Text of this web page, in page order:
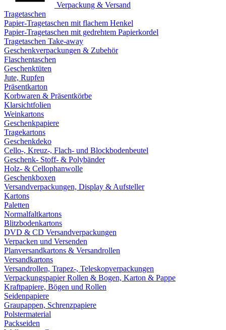
Verpackung & Versand
Tragetaschen
Papier-Tragetaschen mit flachem Henkel
Papier-Tragetaschen mit gedrehtem Papierkordel
Tragetaschen Take-away
Geschenkverpackungen & Zubehör
Flaschentaschen
Geschenktüten
Jute, Rupfen
Präsentkarton
Korbwaren & Präsentkörbe
Klarsichtfolien
Weinkartons
Geschenkpapiere
Tragekartons
Geschenkdeko
Cello-, Kreuz-, Flach- und Blockbodenbeutel
Geschenk- Stoff- & Polybänder
Holz- & Cellophanwolle
Geschenkboxen
Versandverpackungen, Display & Aufsteller
Kartons
Paletten
Normalfaltkartons
Blitzbodenkartons
DVD & CD Versandverpackungen
Verpacken und Versenden
Planversandkartons & Versandrollen
Versandkartons
Versandrollen, Trapez-, Teleskopverpackungen
Verpackungspapier Rollen & Bogen, Karton & Pappe
Kraftpapiere, Bögen und Rollen
Seidenpapiere
Graupappen, Schrenzpapiere
Polstermaterial
Packseiden